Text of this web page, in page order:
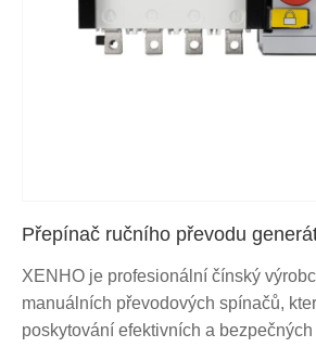
Přepínač ručního převodu
XENHO je profesionální čínský
manuálních převodových spínačů,
poskytování efektivních a